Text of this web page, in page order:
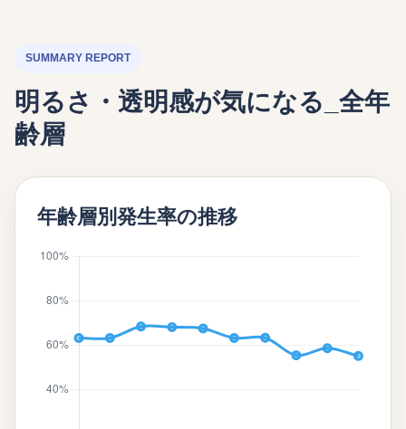
SUMMARY REPORT
明るさ・透明感が気になる_全年
齢層
年齢層別発生率の推移